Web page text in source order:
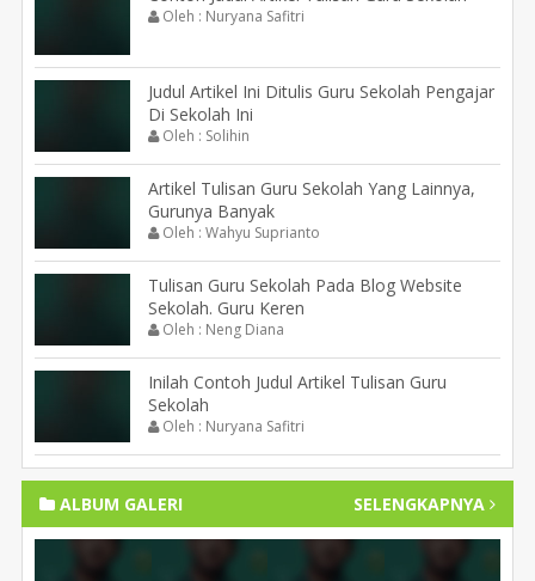
Oleh : Nuryana Safitri
Judul Artikel Ini Ditulis Guru Sekolah Pengajar
Di Sekolah Ini
Oleh : Solihin
Artikel Tulisan Guru Sekolah Yang Lainnya,
Gurunya Banyak
Oleh : Wahyu Suprianto
Tulisan Guru Sekolah Pada Blog Website
Sekolah. Guru Keren
Oleh : Neng Diana
Inilah Contoh Judul Artikel Tulisan Guru
Sekolah
Oleh : Nuryana Safitri
ALBUM GALERI SELENGKAPNYA